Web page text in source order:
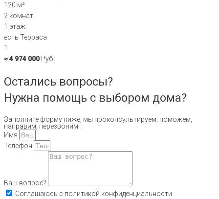
120 м²
2 комнат.
1 этаж.
есть Терраса
1
≈ 4 974 000 Руб
Остались вопросы?
Нужна помощь с выбором дома?
Заполните форму ниже, мы проконсультируем, поможем,
направим, перезвоним!
Имя
Телефон
Ваш вопрос?
Соглашаюсь с политикой конфиденциальности